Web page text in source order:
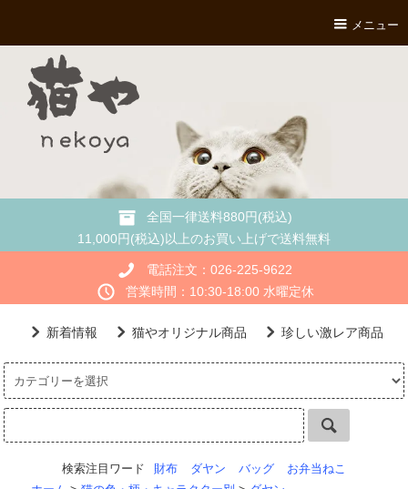
メニュー
全国一律送料880円(税込)
11,000円(税込)以上のお買い上げで送料無料
電話注文：026-225-9622
営業時間：10:30-18:00 水曜定休
新着情報 猫やオリジナル商品 珍しい激レア商品
検索注目ワード 財布 ダヤン バッグ
お弁当ねこ